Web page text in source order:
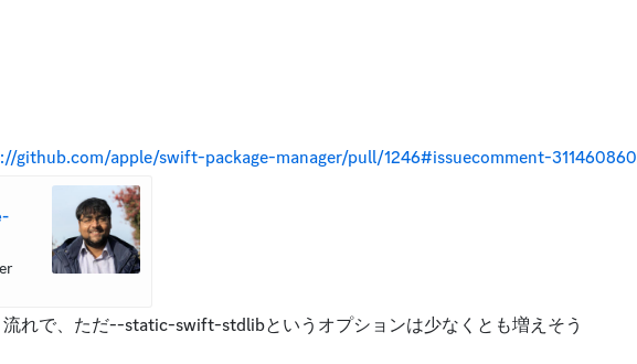
github.com/apple/swift-package-manager/pull/1246#issuecomment-311460860
れで、ただ--static-swift-stdlibというオプションは少なくとも増えそう